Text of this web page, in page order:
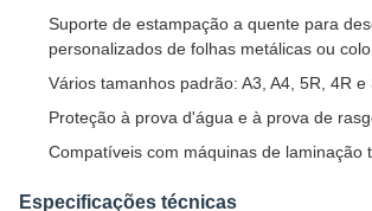
Suporte de estampação a quente para
personalizados de folhas metálicas ou
Vários tamanhos padrão: A3, A4, 5R, 4R e
Proteção à prova d'água e à prova de
Compatíveis com máquinas de laminação
Especificações técnicas